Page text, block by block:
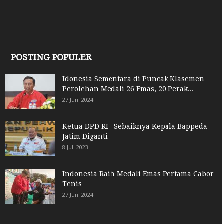
POSTING POPULER
Idonesia Sementara di Puncak Klasemen
Perolehan Medali 26 Emas, 20 Perak...
27 Juni 2024
Ketua DPD RI : Sebaiknya Kepala Bappeda
Jatim Diganti
8 Juli 2023
Indonesia Raih Medali Emas Pertama Cabor
Tenis
27 Juni 2024